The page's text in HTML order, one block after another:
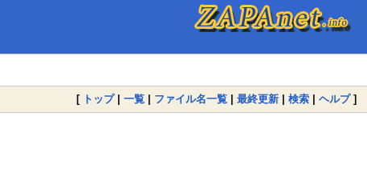
[ トップ| 一覧 | ファイル名一覧 | 最終更新 | 検索 | ヘルプ]